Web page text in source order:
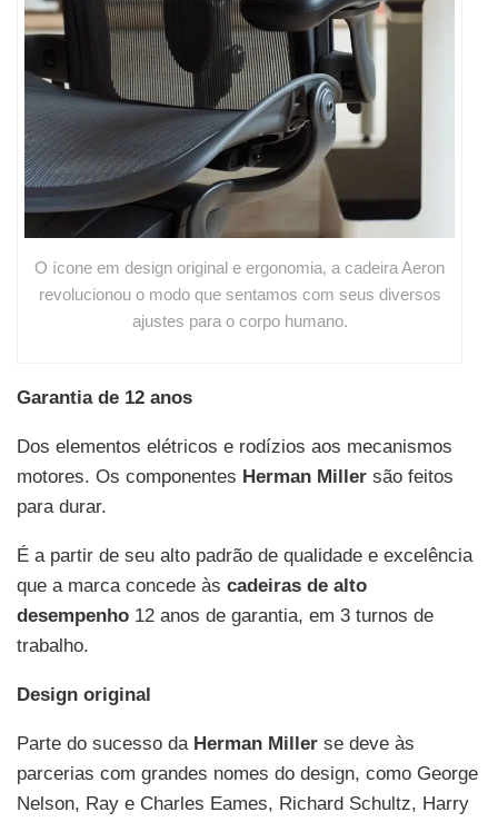
O ícone em design original e ergonomia, a cadeira Aeron
revolucionou o modo que sentamos com seus diversos
ajustes para o corpo humano.
Garantia de 12 anos
Dos elementos elétricos e rodízios aos mecanismos
motores. Os componentes Herman Miller são feitos
para durar.
É a partir de seu alto padrão de qualidade e excelência
que a marca concede àscadeiras de alto
desempenho 12 anos de garantia, em 3 turnos de
trabalho.
Design original
Parte do sucesso da Herman Miller se deve às
parcerias com grandes nomes do design, como George
Nelson, Ray e Charles Eames, Richard Schultz, Harry